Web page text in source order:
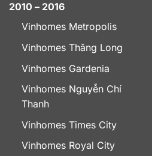
2010 – 2016
Vinhomes Metropolis
Vinhomes Thăng Long
Vinhomes Gardenia
Vinhomes Nguyễn Chí
Thanh
Vinhomes Times City
Vinhomes Royal City